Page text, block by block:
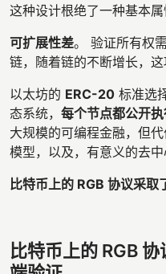
这种设计根绝了一种基本属
可扩展性差。 验证所有权
链，随着链的不断增长，这
以太坊的 ERC-20 标准选
态系统， 每个节点都公开
大规模的可编程金融，但
模型，以及，有意义的去中
比特币上的 RGB 协议采取
比特币上的 RGB